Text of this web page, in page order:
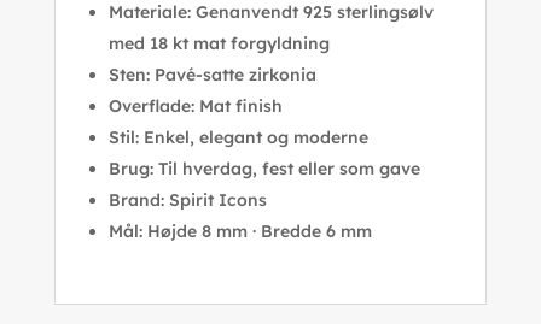
Materiale: Genanvendt 925 sterlingsølv
med 18 kt mat forgyldning
Sten: Pavé-satte zirkonia
Overflade: Mat finish
Stil: Enkel, elegant og moderne
Brug: Til hverdag, fest eller som gave
Brand: Spirit Icons
Mål: Højde 8 mm · Bredde 6 mm